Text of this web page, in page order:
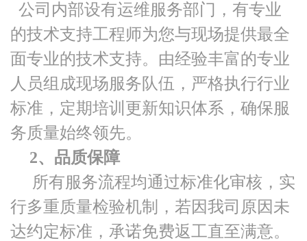
公司内部设有运维服务部门，有专业
的技术支持工程师为您与现场提供最全
面专业的技术支持。由经验丰富的专业
人员组成现场服务队伍，严格执行行业
标准，定期培训更新知识体系，确保服
务质量始终领先。
2、品质保障
所有服务流程均通过标准化审核，实
行多重质量检验机制，若因我司原因未
达约定标准，承诺免费返工直至满意。